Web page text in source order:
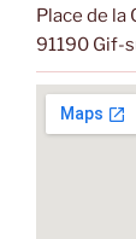
Place de la
91190 Gif-